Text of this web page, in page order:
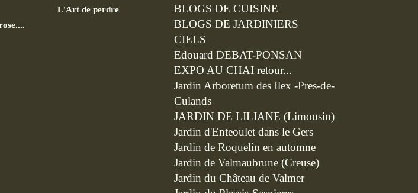
L'Art de perdre
BLOGS DE CUISINE
BLOGS DE JARDINIERS
CIELS
Edouard DEBAT-PONSAN
EXPO AU CHAI retour...
Jardin Arboretum des Ilex -Pres-de-
Culands
JARDIN DE LILIANE (Limousin)
Jardin d'Enteoulet dans le Gers
Jardin de Roquelin en automne
Jardin de Valmaubrune (Creuse)
Jardin du Château de Valmer